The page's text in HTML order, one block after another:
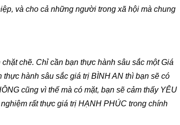
và cho cả những người trong xã hội mà chung
chẽ. Chỉ cần bạn thực hành sâu sắc một Giá
hành sâu sắc giá trị BÌNH AN thì bạn sẽ có
cũng vì thế mà có mặt, bạn sẽ cảm thấy YÊU
rất thực giá trị HẠNH PHÚC trong chính